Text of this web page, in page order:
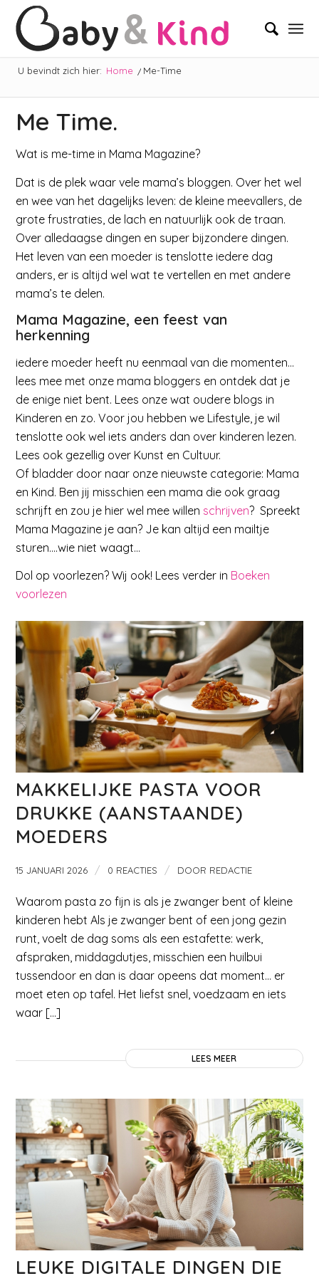
U bevindt zich hier: Home / Me-Time
Me Time.
Wat is me-time in Mama Magazine?
Dat is de plek waar vele mama’s bloggen. Over het wel
en wee van het dagelijks leven: de kleine meevallers, de
grote frustraties, de lach en natuurlijk ook de traan.
Over alledaagse dingen en super bijzondere dingen.
Het leven van een moeder is tenslotte iedere dag
anders, er is altijd wel wat te vertellen en met andere
mama’s te delen.
Mama Magazine, een feest van
herkenning
iedere moeder heeft nu eenmaal van die momenten…
lees mee met onze mama bloggers en ontdek dat je
de enige niet bent. Lees onze wat oudere blogs in
Kinderen en zo. Voor jou hebben we Lifestyle, je wil
tenslotte ook wel iets anders dan over kinderen lezen.
Lees ook gezellig over Kunst en Cultuur.
Of bladder door naar onze nieuwste categorie: Mama
en Kind. Ben jij misschien een mama die ook graag
schrijft en zou je hier wel mee willen schrijven? Spreekt
Mama Magazine je aan? Je kan altijd een mailtje
sturen….wie niet waagt…
Dol op voorlezen? Wij ook! Lees verder in Boeken
voorlezen
MAKKELIJKE PASTA VOOR
DRUKKE (AANSTAANDE)
MOEDERS
15 JANUARI 2026 / 0 REACTIES / DOOR REDACTIE
Waarom pasta zo fijn is als je zwanger bent of kleine
kinderen hebt Als je zwanger bent of een jong gezin
runt, voelt de dag soms als een estafette: werk,
afspraken, middagdutjes, misschien een huilbui
tussendoor en dan is daar opeens dat moment… er
moet eten op tafel. Het liefst snel, voedzaam en iets
waar […]
LEES MEER
LEUKE DIGITALE DINGEN DIE